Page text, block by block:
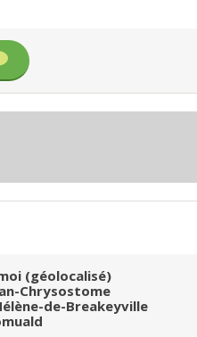
(géolocalisé)
Chrysostome
de-Breakeyville